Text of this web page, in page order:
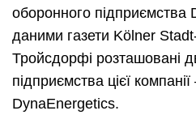
оборонного підприємства
даними газети Kölner
Тройсдорфі розташовані
підприємства цієї
DynaEnergetics.